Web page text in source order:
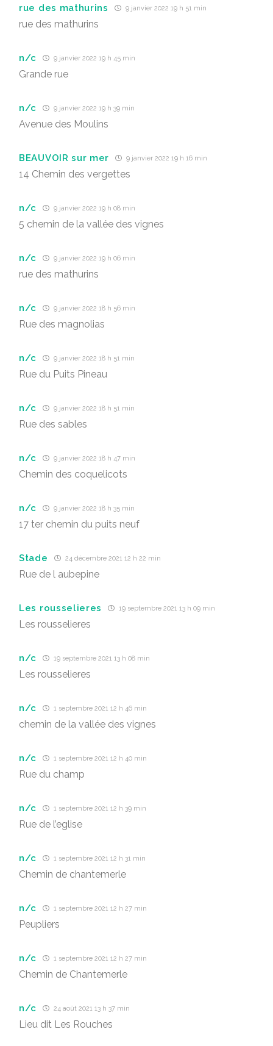
rue des mathurins 9 janvier 2022 19 h 51 min
rue des mathurins
n/c 9 janvier 2022 19 h 45 min
Grande rue
n/c 9 janvier 2022 19 h 39 min
Avenue des Moulins
BEAUVOIR sur mer 9 janvier 2022 19 h 16 min
14 Chemin des vergettes
n/c 9 janvier 2022 19 h 08 min
5 chemin de la vallée des vignes
n/c 9 janvier 2022 19 h 06 min
rue des mathurins
n/c 9 janvier 2022 18 h 56 min
Rue des magnolias
n/c 9 janvier 2022 18 h 51 min
Rue du Puits Pineau
n/c 9 janvier 2022 18 h 51 min
Rue des sables
n/c 9 janvier 2022 18 h 47 min
Chemin des coquelicots
n/c 9 janvier 2022 18 h 35 min
17 ter chemin du puits neuf
Stade 24 décembre 2021 12 h 22 min
Rue de l aubepine
Les rousselieres 19 septembre 2021 13 h 09 min
Les rousselieres
n/c 19 septembre 2021 13 h 08 min
Les rousselieres
n/c 1 septembre 2021 12 h 46 min
chemin de la vallée des vignes
n/c 1 septembre 2021 12 h 40 min
Rue du champ
n/c 1 septembre 2021 12 h 39 min
Rue de l’eglise
n/c 1 septembre 2021 12 h 31 min
Chemin de chantemerle
n/c 1 septembre 2021 12 h 27 min
Peupliers
n/c 1 septembre 2021 12 h 27 min
Chemin de Chantemerle
n/c 24 août 2021 13 h 37 min
Lieu dit Les Rouches